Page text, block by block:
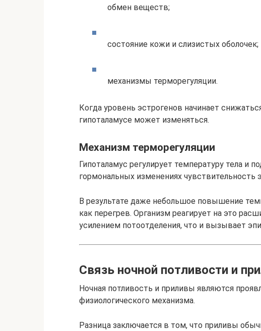
обмен веществ;
состояние кожи и слизистых оболочек;
механизмы терморегуляции.
Когда уровень эстрогенов начинает
гипоталамусе может изменяться.
Механизм терморегуляции
Гипоталамус регулирует температуру тела и
гормональных изменениях
В результате даже небольшое повышение
как перегрев. Организм реагирует на это
усилением потоотделения, что и вызывает
Связь ночной потливости и
Ночная потливость и приливы являются
физиологического механизма.
Разница заключается в том, что приливы